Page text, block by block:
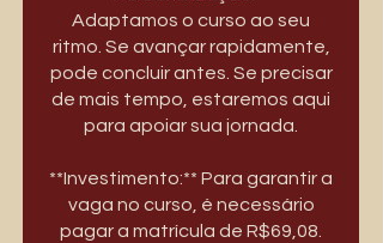
Adaptamos o curso ao seu
ritmo. Se avançar rapidamente,
pode concluir antes. Se precisar
de mais tempo, estaremos aqui
para apoiar sua jornada.
**Investimento:** Para garantir a
vaga no curso, é necessário
pagar a matrícula de R$69,08.